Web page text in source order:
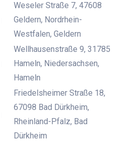
Weseler Straße 7, 47608
Geldern, Nordrhein-
Westfalen, Geldern
Wellhausenstraße 9, 31785
Hameln, Niedersachsen,
Hameln
Friedelsheimer Straße 18,
67098 Bad Dürkheim,
Rheinland-Pfalz, Bad
Dürkheim